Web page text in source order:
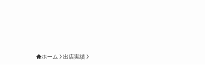
ホーム 出店実績